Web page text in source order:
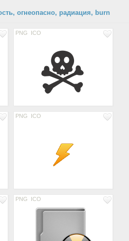
огнеопасно, радиация, burn
PNG ICO
PNG ICO
PNG ICO